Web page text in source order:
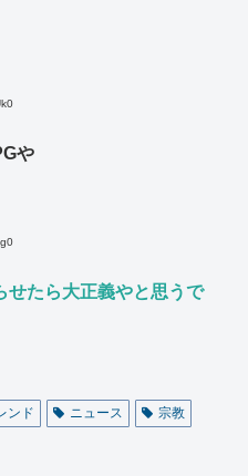
や
せたら大正義やと思うで
ンド ニュース
宗教